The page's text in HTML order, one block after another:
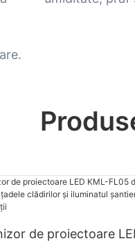
de proiectoare